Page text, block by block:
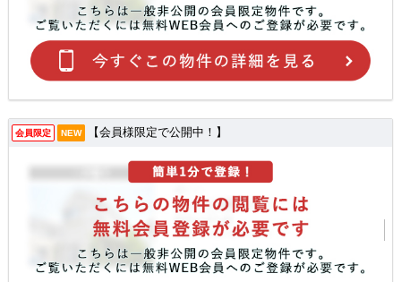
会員限定 NEW 【会員様限定で公開中！】